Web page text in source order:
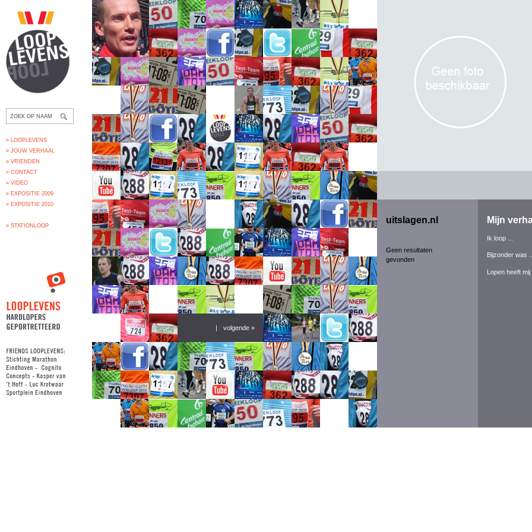
uitslagen.nl
Geen resultaten
gevonden
Mijn
Ik loop ...
Bijzonder was ...
Lopen heeft mij
» LOOPLEVENS
» JOUW VERHAAL
» VRIENDEN
» CONTACT
» VIDEO
» EXPOSITIE 2009
» EXPOSITIE 2010
» STATIONLOOP
| volgende »